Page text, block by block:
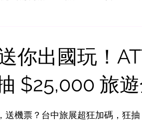
你出國玩！
$25,000 旅遊
送機票？台中旅展超狂加碼，狂抽